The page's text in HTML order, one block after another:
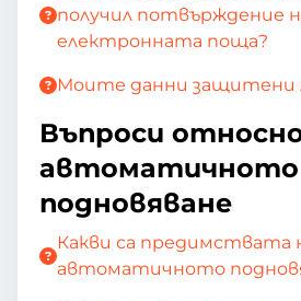
получил потвърждение
електронната поща?
Моите данни защитени
Въпроси
автоматичното
подновяване
Какви са предимствата
автоматичното